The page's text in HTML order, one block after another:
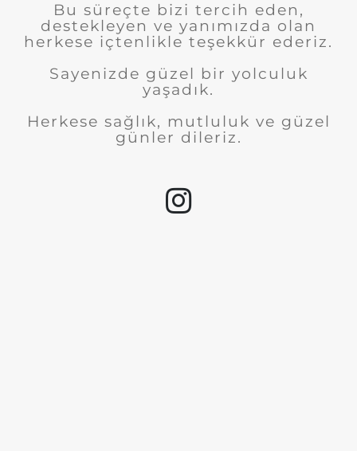
Bu süreçte bizi tercih eden,
destekleyen ve yanımızda olan
herkese içtenlikle teşekkür ederiz.
Sayenizde güzel bir yolculuk
yaşadık.
Herkese sağlık, mutluluk ve güzel
günler dileriz.